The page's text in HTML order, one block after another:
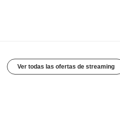
Ver todas las ofertas de streaming